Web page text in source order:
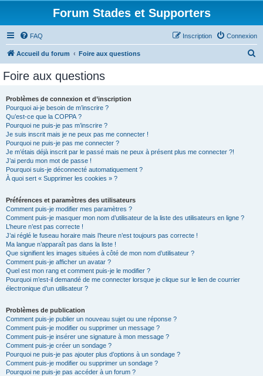
Forum Stades et Supporters
FAQ Connexion
Inscription
Accueil du forum Foire aux questions
Foire aux questions
Problèmes de connexion et d’inscription
Pourquoi ai-je besoin de m’inscrire ?
Qu’est-ce que la COPPA ?
Pourquoi ne puis-je pas m’inscrire ?
Je suis inscrit mais je ne peux pas me connecter !
Pourquoi ne puis-je pas me connecter ?
Je m’étais déjà inscrit par le passé mais ne peux à présent plus me connecter ?!
J’ai perdu mon mot de passe !
Pourquoi suis-je déconnecté automatiquement ?
À quoi sert « Supprimer les cookies » ?
Préférences et paramètres des utilisateurs
Comment puis-je modifier mes paramètres ?
Comment puis-je masquer mon nom d’utilisateur de la liste des utilisateurs en ligne ?
L’heure n’est pas correcte !
J’ai réglé le fuseau horaire mais l’heure n’est toujours pas correcte !
Ma langue n’apparaît pas dans la liste !
Que signifient les images situées à côté de mon nom d’utilisateur ?
Comment puis-je afficher un avatar ?
Quel est mon rang et comment puis-je le modifier ?
Pourquoi m’est-il demandé de me connecter lorsque je clique sur le lien de courrier
électronique d’un utilisateur ?
Problèmes de publication
Comment puis-je publier un nouveau sujet ou une réponse ?
Comment puis-je modifier ou supprimer un message ?
Comment puis-je insérer une signature à mon message ?
Comment puis-je créer un sondage ?
Pourquoi ne puis-je pas ajouter plus d’options à un sondage ?
Comment puis-je modifier ou supprimer un sondage ?
Pourquoi ne puis-je pas accéder à un forum ?